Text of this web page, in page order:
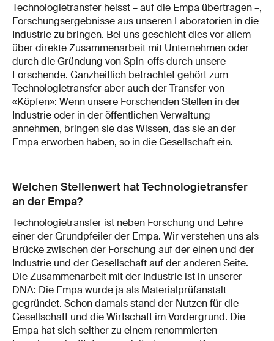
Technologietransfer heisst – auf die Empa übertragen –,
Forschungsergebnisse aus unseren Laboratorien in die
Industrie zu bringen. Bei uns geschieht dies vor allem
über direkte Zusammenarbeit mit Unternehmen oder
durch die Gründung von Spin-offs durch unsere
Forschende. Ganzheitlich betrachtet gehört zum
Technologietransfer aber auch der Transfer von
«Köpfen»: Wenn unsere Forschenden Stellen in der
Industrie oder in der öffentlichen Verwaltung
annehmen, bringen sie das Wissen, das sie an der
Empa erworben haben, so in die Gesellschaft ein.
Welchen Stellenwert hat Technologietransfer
an der Empa?
Technologietransfer ist neben Forschung und Lehre
einer der Grundpfeiler der Empa. Wir verstehen uns als
Brücke zwischen der Forschung auf der einen und der
Industrie und der Gesellschaft auf der anderen Seite.
Die Zusammenarbeit mit der Industrie ist in unserer
DNA: Die Empa wurde ja als Materialprüfanstalt
gegründet. Schon damals stand der Nutzen für die
Gesellschaft und die Wirtschaft im Vordergrund. Die
Empa hat sich seither zu einem renommierten